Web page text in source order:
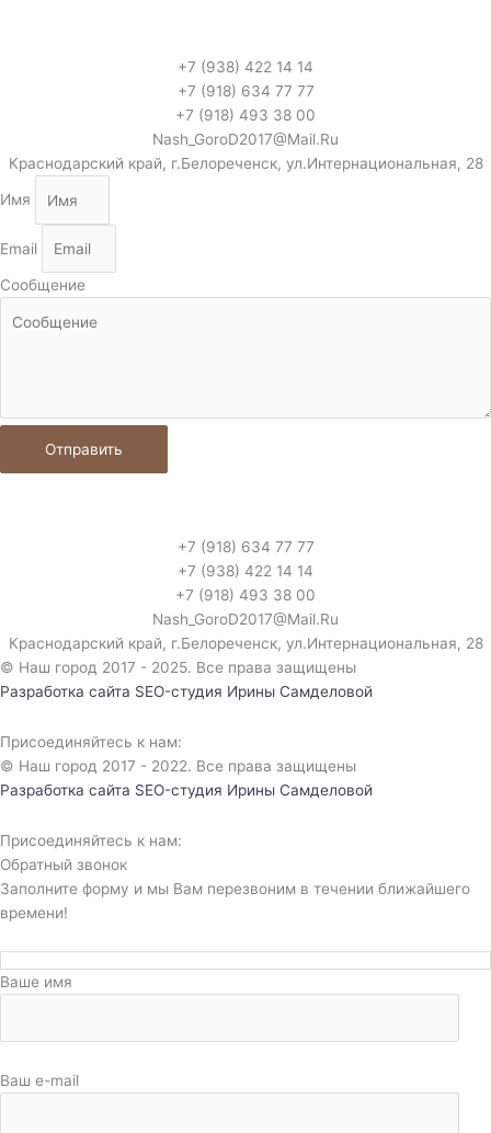
+7 (938) 422 14 14
+7 (918) 634 77 77
+7 (918) 493 38 00
Nash_GoroD2017@Mail.Ru
Краснодарский край, г.Белореченск, ул.Интернациональная, 28
Имя
Email
Сообщение
Отправить
+7 (918) 634 77 77
+7 (938) 422 14 14
+7 (918) 493 38 00
Nash_GoroD2017@Mail.Ru
Краснодарский край, г.Белореченск, ул.Интернациональная, 28​
© Наш город 2017 - 2025. Все права защищены
Разработка сайта SEO-студия Ирины Самделовой
Присоединяйтесь к нам:
© Наш город 2017 - 2022. Все права защищены
Разработка сайта SEO-студия Ирины Самделовой
Присоединяйтесь к нам:
Обратный звонок
Заполните форму и мы Вам перезвоним в течении ближайшего
времени!
Ваше имя
Ваш e-mail